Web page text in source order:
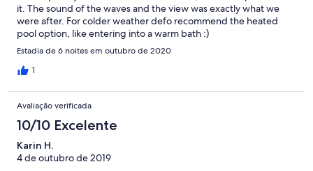
it. The sound of the waves and the view was exactly what we
were after. For colder weather defo recommend the heated
pool option, like entering into a warm bath :)
Estadia de 6 noites em outubro de 2020
1
Avaliação verificada
10/10 Excelente
Karin H.
4 de outubro de 2019